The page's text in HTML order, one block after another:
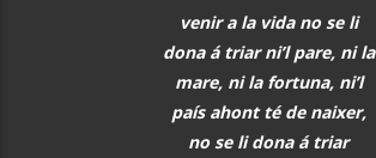
venir a la vida no se li
dona á triar ni’l pare, ni la
mare, ni la fortuna, ni’l
país ahont té de naixer,
no se li dona á triar